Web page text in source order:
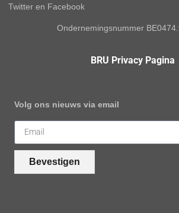
Twitter en Facebook
Ondernemingsnummer
BRU Privacy Pagina
Volg ons nieuws via email
Bevestigen